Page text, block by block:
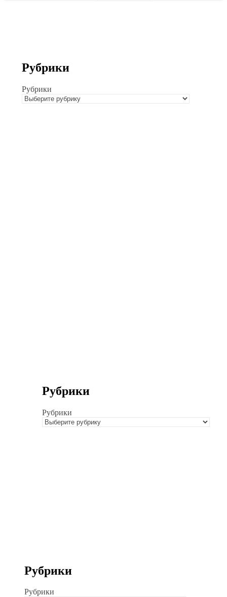
Рубрики
Рубрики
Рубрики
Рубрики
Рубрики
Рубрики